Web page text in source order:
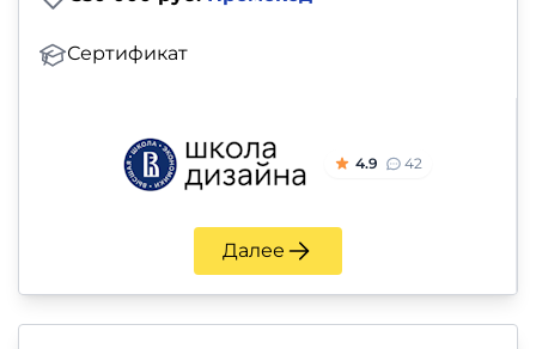
Сертификат
4.9 42
Далее